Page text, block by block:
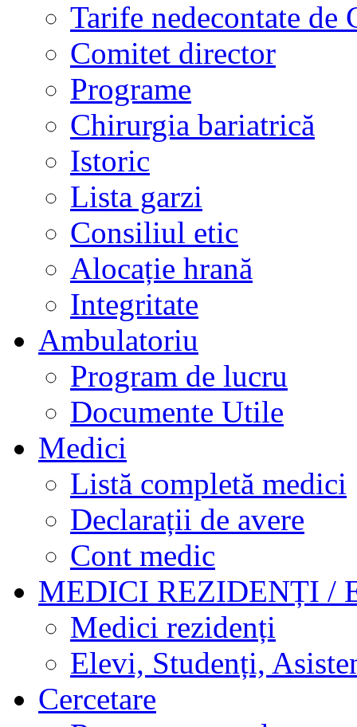
Tarife nedecontate de
Comitet director
Programe
Chirurgia bariatrică
Istoric
Lista garzi
Consiliul etic
Alocație hrană
Integritate
Ambulatoriu
Program de lucru
Documente Utile
Medici
Listă completă medici
Declarații de avere
Cont medic
MEDICI REZIDENȚI /
Medici rezidenți
Elevi, Studenți,
Cercetare